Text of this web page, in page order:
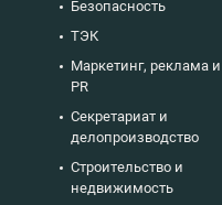
Безопасность
ТЭК
Маркетинг, реклама и
PR
Секретариат и
делопроизводство
Строительство и
недвижимость